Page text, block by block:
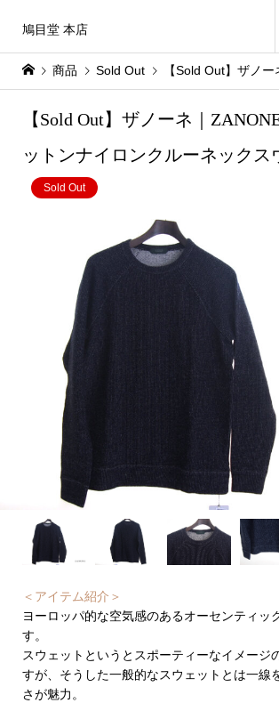
鳩目堂 本店
商品 Sold Out 【Sold Out】ザノーネ｜ZANONE｜ウールコッ
【Sold Out】ザノーネ｜
ットンナイロンクルーネックス
Sold Out
＜アイテム紹介＞
ヨーロッパ的な空気感のあるオーセンティッ
す。
スウェットというとスポーティーなイメージ
すが、そうした一般的なスウェットとは一線
さが魅力。